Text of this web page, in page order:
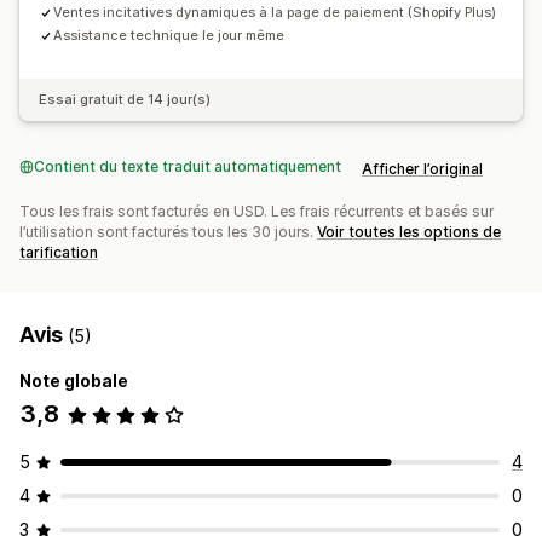
Ventes incitatives dynamiques à la page de paiement (Shopify Plus)
Assistance technique le jour même
Essai gratuit de 14 jour(s)
Contient du texte traduit automatiquement Afficher l’original
Tous les frais sont facturés en USD. Les frais récurrents et basés sur
l’utilisation sont facturés tous les 30 jours. Voir toutes les options de
tarification
Avis (5)
Note globale
3,8
5
4
4
0
3
0